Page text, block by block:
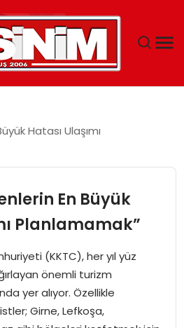
Hatası Ulaşımı
En Büyük
Planlamamak”
(KKTC), her yıl yüz
önemli turizm
yer alıyor. Özellikle
Girne, Lefkoşa,